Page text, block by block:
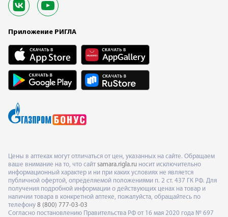
Приложение РИГЛА
Цены в аптеках могут отличаться от цен, указанных на сайте. Обращаем
ваше внимание на то, что сайт samara.rigla.ru носит исключительно
информационный характер и ни при каких условиях не является
публичной офертой, определяемой положениями п. 2 ст. 437 ГК РФ. Для
получения подробной информации о действующих ценах на товар и
наличии товара в конкретной аптеке, пожалуйста, обращайтесь по
телефону 8 (800) 777-03-03
Согласно постановлению Правительства РФ от 16 мая 2020 года № 697